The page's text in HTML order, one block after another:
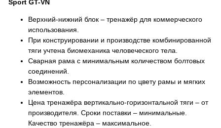
Sport GT-VN
Верхний-нижний блок – тренажёр для коммерческого
использования.
При конструировании и производстве комбинированной
тяги учтена биомеханика человеческого тела.
Сварная рама с минимальным количеством болтовых
соединений.
Возможность персонализации по цвету рамы и мягких
элементов.
Цена тренажёра вертикально-горизонтальной тяги – от
производителя. Сроки поставки – минимальные.
Качество тренажёра – максимальное.